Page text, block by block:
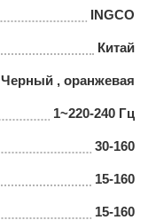
INGCO
Китай
Черный , оранжевая
1~220-240 Гц
30-160
15-160
15-160